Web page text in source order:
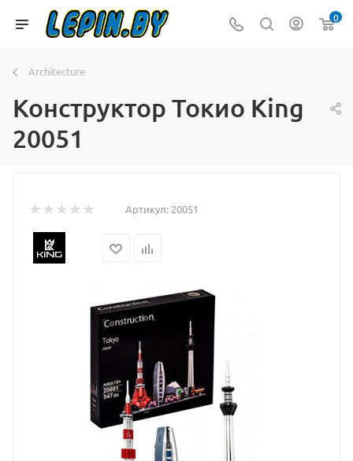
0
Architecture
Конструктор Токио King
20051
Артикул: 20051